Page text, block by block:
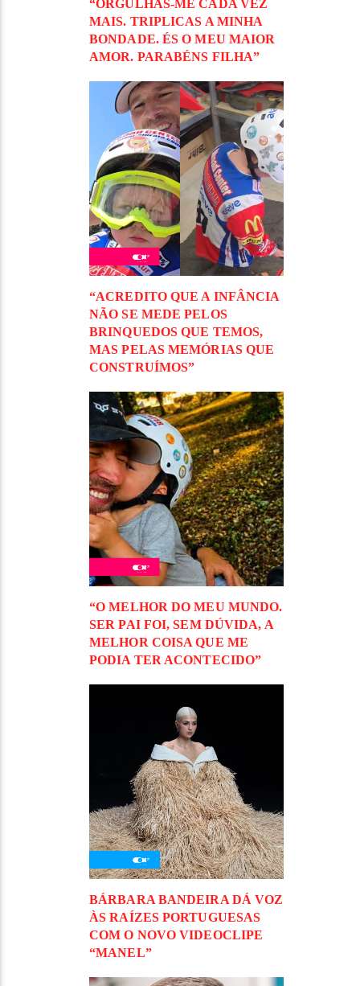
“ORGULHAS-ME CADA VEZ
MAIS. TRIPLICAS A MINHA
BONDADE. ÉS O MEU MAIOR
AMOR. PARABÉNS FILHA”
“ACREDITO QUE A INFÂNCIA
NÃO SE MEDE PELOS
BRINQUEDOS QUE TEMOS,
MAS PELAS MEMÓRIAS QUE
CONSTRUÍMOS”
“O MELHOR DO MEU MUNDO.
SER PAI FOI, SEM DÚVIDA, A
MELHOR COISA QUE ME
PODIA TER ACONTECIDO”
BÁRBARA BANDEIRA DÁ VOZ
ÀS RAÍZES PORTUGUESAS
COM O NOVO VIDEOCLIPE
“MANEL”